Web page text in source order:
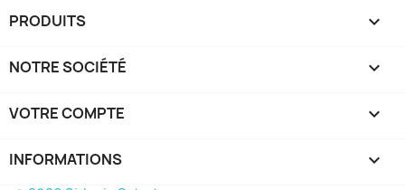
PRODUITS 
NOTRE SOCIÉTÉ 
VOTRE COMPTE 
INFORMATIONS keyboard_arrow_down